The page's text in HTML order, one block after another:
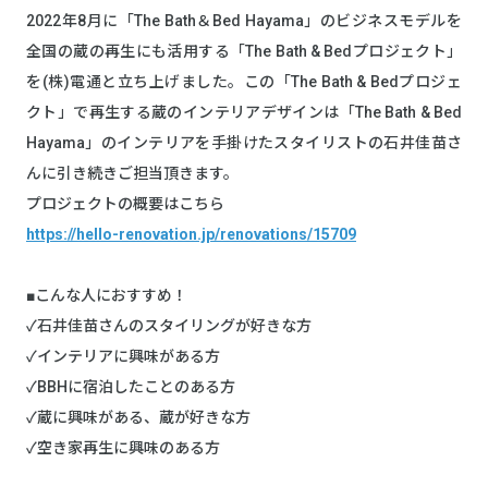
2022年8月に「The Bath＆Bed Hayama」のビジネスモデルを
全国の蔵の再生にも活用する「The Bath & Bedプロジェクト」
を(株)電通と立ち上げました。この「The Bath & Bedプロジェ
クト」で再生する蔵のインテリアデザインは「The Bath & Bed
Hayama」のインテリアを手掛けたスタイリストの石井佳苗さ
んに引き続きご担当頂きます。
プロジェクトの概要はこちら
https://hello-renovation.jp/renovations/15709
■こんな人におすすめ！
✓石井佳苗さんのスタイリングが好きな方
✓インテリアに興味がある方
✓BBHに宿泊したことのある方
✓蔵に興味がある、蔵が好きな方
✓空き家再生に興味のある方